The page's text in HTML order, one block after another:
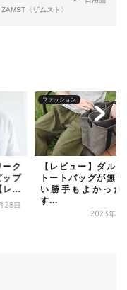
〈ザムスト〉
ーク
ップ
レ...
28日
ファッション
【レビュー】ダル
トートバッグが無
い勝手もよかった
す...
2023年9